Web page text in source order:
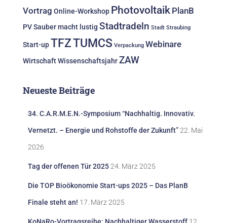
Vortrag Online-Workshop Photovoltaik PlanB
PVSauber macht lustig Stadtradeln Stadt Straubing
Start-upTFZTUMCS Verpackung Webinare
WirtschaftWissenschaftsjahrZAW
Neueste Beiträge
34. C.A.R.M.E.N.-Symposium “Nachhaltig. Innovativ.
Vernetzt. – Energie und Rohstoffe der Zukunft”22. Mai
2026
Tag der offenen Tür 202524. März 2025
Die TOP Bioökonomie Start-ups 2025 – Das PlanB
Finale steht an! 17. März 2025